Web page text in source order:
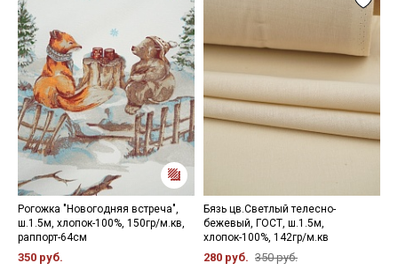
Рогожка "Новогодняя встреча",
ш.1.5м, хлопок-100%, 150гр/м.кв,
раппорт-64см
350 руб.
Бязь цв.Светлый телесно-
бежевый, ГОСТ, ш.1.5м,
хлопок-100%, 142гр/м.кв
280 руб. 350 руб.